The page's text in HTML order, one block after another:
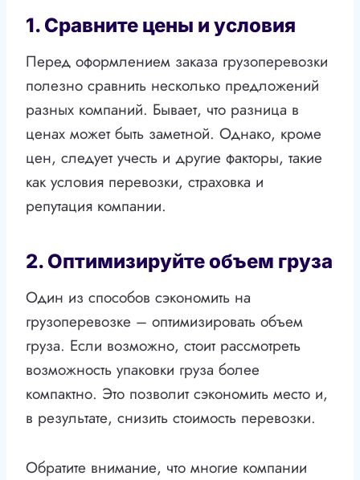
1. Сравните цены и условия
Перед оформлением заказа грузоперевозки
полезно сравнить несколько предложений
разных компаний. Бывает, что разница в
ценах может быть заметной. Однако, кроме
цен, следует учесть и другие факторы, такие
как условия перевозки, страховка и
репутация компании.
2. Оптимизируйте объем груза
Один из способов сэкономить на
грузоперевозке – оптимизировать объем
груза. Если возможно, стоит рассмотреть
возможность упаковки груза более
компактно. Это позволит сэкономить место и,
в результате, снизить стоимость перевозки.
Обратите внимание, что многие компании